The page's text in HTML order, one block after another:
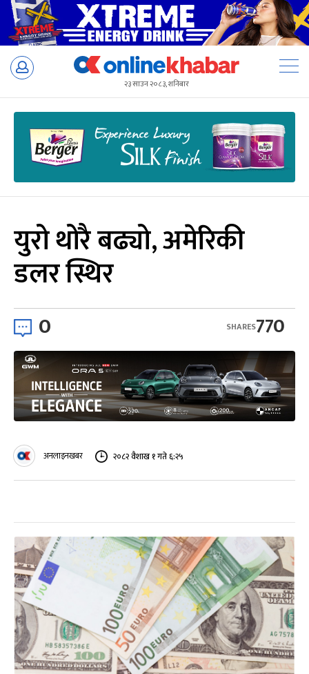
Skip
२३ साउन २०८३, शनिबार
युरो थोरै बढ्यो, अमेरिकी
डलर स्थिर
0 770
SHARES
अनलाइनखबर २०८२ वैशाख १ गते ६:२५